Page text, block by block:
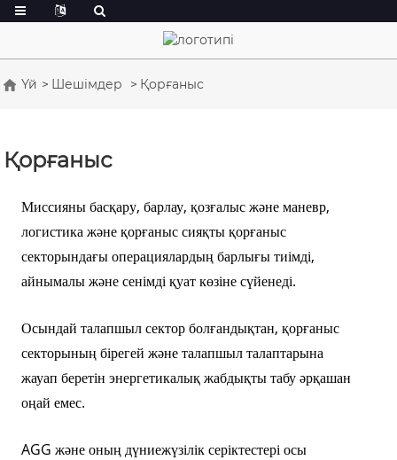
Үй Шешімдер Қорғаныс
Қорғаныс
Миссияны басқару, барлау, қозғалыс және маневр,
логистика және қорғаныс сияқты қорғаныс
секторындағы операциялардың барлығы тиімді,
айнымалы және сенімді қуат көзіне сүйенеді.
Осындай талапшыл сектор болғандықтан, қорғаныс
секторының бірегей және талапшыл талаптарына
жауап беретін энергетикалық жабдықты табу әрқашан
оңай емес.
AGG және оның дүниежүзілік серіктестері осы